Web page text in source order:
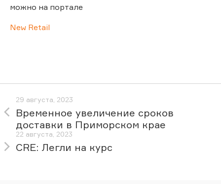
можно на портале
New Retail
29 августа, 2023
Временное увеличение сроков
доставки в Приморском крае
22 августа, 2023
CRE: Легли на курс